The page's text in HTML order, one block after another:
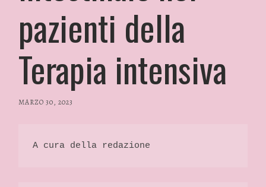
pazienti della
Terapia intensiva
MARZO 30, 2023
GLAMOUR
A cura della redazione